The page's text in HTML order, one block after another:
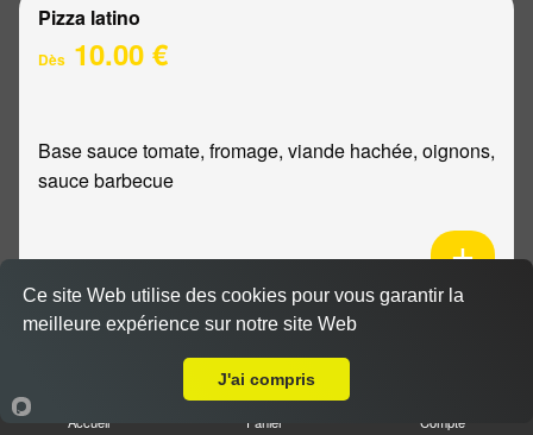
Pizza latino
Dès 10.00 €
Base sauce tomate, fromage, viande hachée, oignons,
sauce barbecue
Pizza mexicaine
Accueil Panier Compte
Ce site Web utilise des cookies pour vous garantir la
meilleure expérience sur notre site Web
J'ai compris